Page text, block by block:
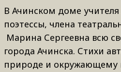
В Ачинском доме учителя
поэтессы, члена
Марина Сергеевна всю
города Ачинска. Стихи
природе и окружающему